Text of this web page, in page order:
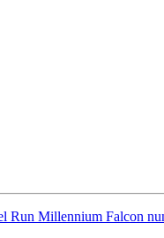
Run Millennium Falcon